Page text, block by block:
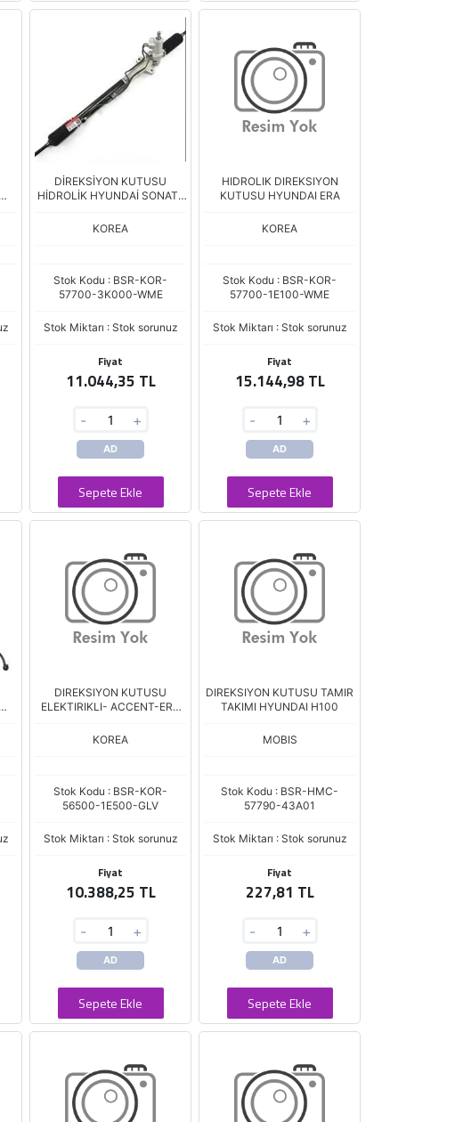
DİREKSİYON KUTUSU
HİDROLİK HYUNDAİ SONATA
KOREA
Stok Kodu : BSR-KOR-
57700-3K000-WME
Stok Miktarı : Stok sorunuz
Fiyat
11.044,35 TL
- +
AD
Sepete Ekle
HIDROLIK DIREKSIYON
KUTUSU HYUNDAI ERA
KOREA
Stok Kodu : BSR-KOR-
57700-1E100-WME
Stok Miktarı : Stok sorunuz
Fiyat
15.144,98 TL
- +
AD
Sepete Ekle
DIREKSIYON KUTUSU
ELEKTIRIKLI- ACCENT-ERA
KOREA
Stok Kodu : BSR-KOR-
56500-1E500-GLV
Stok Miktarı : Stok sorunuz
Fiyat
10.388,25 TL
- +
AD
Sepete Ekle
DIREKSIYON KUTUSU TAMIR
TAKIMI HYUNDAI H100
MOBIS
Stok Kodu : BSR-HMC-
57790-43A01
Stok Miktarı : Stok sorunuz
Fiyat
227,81 TL
- +
AD
Sepete Ekle